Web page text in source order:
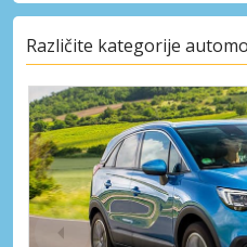
Različite kategorije